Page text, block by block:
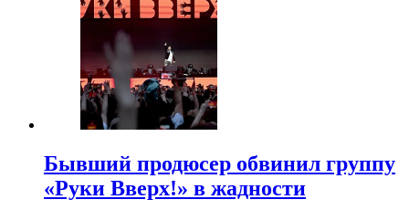
Бывший продюсер обвинил группу
«Руки Вверх!» в жадности